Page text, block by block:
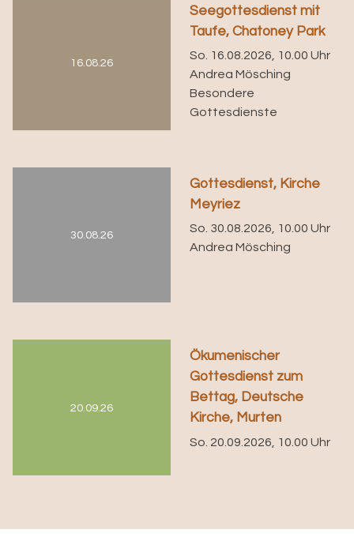
16.08.26
Seegottesdienst mit
Taufe, Chatoney Park
So. 16.08.2026, 10.00 Uhr
Andrea Mösching
Besondere
Gottesdienste
30.08.26
Gottesdienst, Kirche
Meyriez
So. 30.08.2026, 10.00 Uhr
Andrea Mösching
20.09.26
Ökumenischer
Gottesdienst zum
Bettag, Deutsche
Kirche, Murten
So. 20.09.2026, 10.00 Uhr